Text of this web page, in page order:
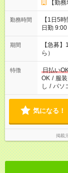
【勤
勤務時間
【1日5時
日勤
短 10:00～15:00 上記はあくまで一
してお
間を有効
ね。
期間
【急募
ら）
特徴 日払い
OK / 服
し / パソ
気になる！
掲載